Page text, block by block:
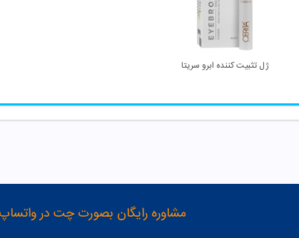
ژل تثبیت کننده ابرو سریتا
مشاوره رایگان بصورت چت در واتساپ و تلگرام با